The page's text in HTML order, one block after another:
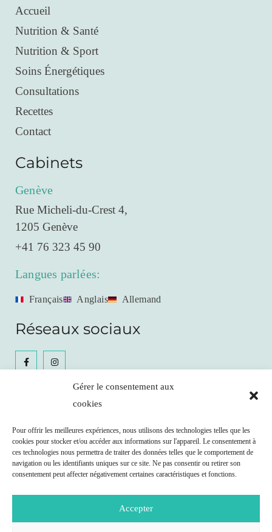
Gérer le consentement aux
cookies
Pour offrir les meilleures expériences, nous utilisons des technologies telles que les
cookies pour stocker et/ou accéder aux informations sur l'appareil. Le consentement à
ces technologies nous permettra de traiter des données telles que le comportement de
navigation ou les identifiants uniques sur ce site. Ne pas consentir ou retirer son
consentement peut affecter négativement certaines caractéristiques et fonctions.
Accepter
Accueil
Nutrition & Santé
Nutrition & Sport
Soins Énergétiques
Consultations
Recettes
Contact
Cabinets
Genève
Rue Micheli-du-Crest 4,
1205 Genève
+41 76 323 45 90
Langues parlées:
Français Anglais Allemand
Réseaux sociaux
Prendre RDV
Remboursement possible par votre caisse maladie
selon les clauses de votre contrat.
Nutritionniste agréée ASCA (N° J209062)